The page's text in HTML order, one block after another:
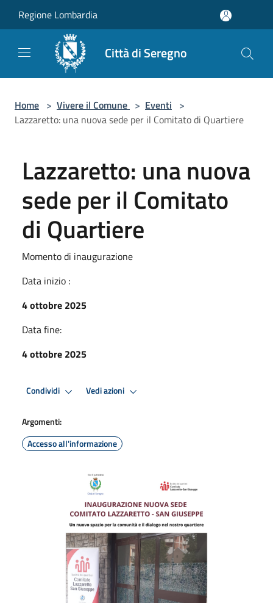
Regione Lombardia
Città di Seregno
Home > Vivere il Comune > Eventi >
Lazzaretto: una nuova sede per il Comitato di Quartiere
Lazzaretto: una nuova
sede per il Comitato
di Quartiere
Momento di inaugurazione
Data inizio :
4 ottobre 2025
Data fine:
4 ottobre 2025
Condividi Vedi azioni
Argomenti:
Accesso all'informazione